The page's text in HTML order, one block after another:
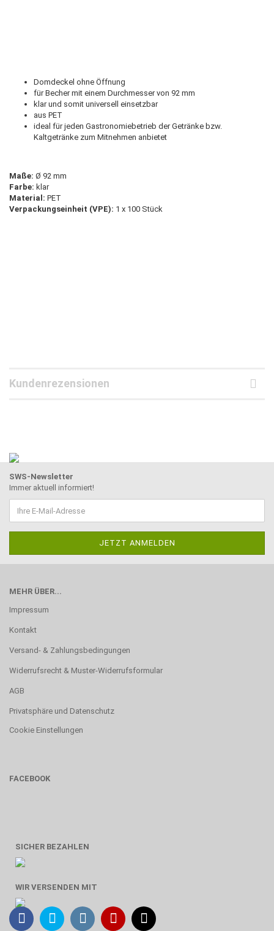
Domdeckel ohne Öffnung
für Becher mit einem Durchmesser von 92 mm
klar und somit universell einsetzbar
aus PET
ideal für jeden Gastronomiebetrieb der Getränke bzw.
Kaltgetränke zum Mitnehmen anbietet
Maße: Ø 92 mm
Farbe: klar
Material: PET
Verpackungseinheit (VPE): 1 x 100 Stück
Kundenrezensionen
SWS-Newsletter
Immer aktuell informiert!
MEHR ÜBER...
Impressum
Kontakt
Versand- & Zahlungsbedingungen
Widerrufsrecht & Muster-Widerrufsformular
AGB
Privatsphäre und Datenschutz
Cookie Einstellungen
FACEBOOK
SICHER BEZAHLEN
WIR VERSENDEN MIT